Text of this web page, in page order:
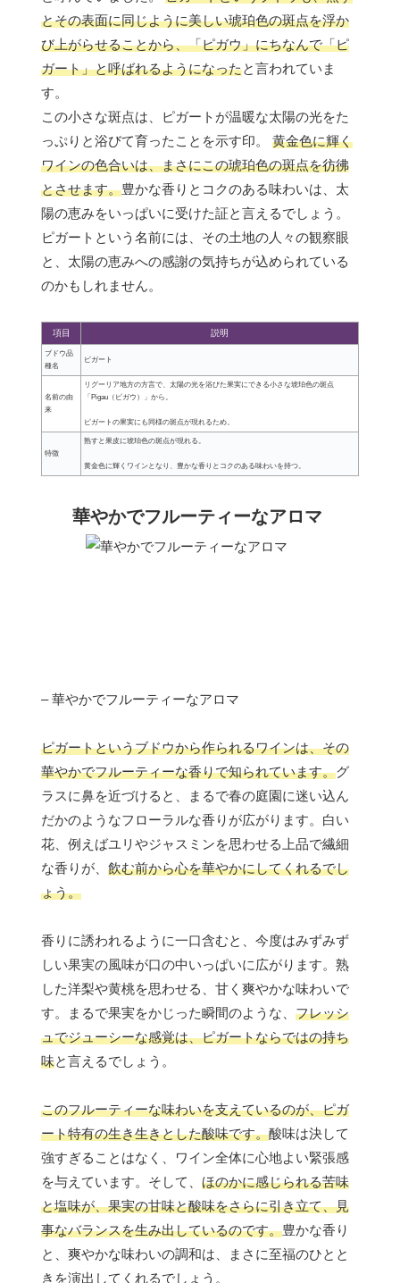
とその表面に同じように美しい琥珀色の斑点を浮か
び上がらせることから、「ピガウ」にちなんで「ピ
ガート」と呼ばれるようになったと言われていま
す。
この小さな斑点は、ピガートが温暖な太陽の光をた
っぷりと浴びて育ったことを示す印。 黄金色に輝く
ワインの色合いは、まさにこの琥珀色の斑点を彷彿
とさせます。豊かな香りとコクのある味わいは、太
陽の恵みをいっぱいに受けた証と言えるでしょう。
ピガートという名前には、その土地の人々の観察眼
と、太陽の恵みへの感謝の気持ちが込められている
のかもしれません。
項目 説明
ブドウ品
種名
ピガート
名前の由
来
リグーリア地方の方言で、太陽の光を浴びた果実にできる小さな琥珀色の斑点
「Pigau（ピガウ）」から。
ピガートの果実にも同様の斑点が現れるため。
特徴
熟すと果皮に琥珀色の斑点が現れる。
黄金色に輝くワインとなり、豊かな香りとコクのある味わいを持つ。
華やかでフルーティーなアロマ
– 華やかでフルーティーなアロマ
ピガートというブドウから作られるワインは、その
華やかでフルーティーな香りで知られています。グ
ラスに鼻を近づけると、まるで春の庭園に迷い込ん
だかのようなフローラルな香りが広がります。白い
花、例えばユリやジャスミンを思わせる上品で繊細
な香りが、 飲む前から心を華やかにしてくれるでし
ょう。
香りに誘われるように一口含むと、今度はみずみず
しい果実の風味が口の中いっぱいに広がります。熟
した洋梨や黄桃を思わせる、甘く爽やかな味わいで
す。まるで果実をかじった瞬間のような、 フレッシ
ュでジューシーな感覚は、ピガートならではの持ち
味と言えるでしょう。
このフルーティーな味わいを支えているのが、ピガ
ート特有の生き生きとした酸味です。酸味は決して
強すぎることはなく、ワイン全体に心地よい緊張感
を与えています。そして、 ほのかに感じられる苦味
と塩味が、果実の甘味と酸味をさらに引き立て、見
事なバランスを生み出しているのです。豊かな香り
と、爽やかな味わいの調和は、まさに至福のひとと
きを演出してくれるでしょう。